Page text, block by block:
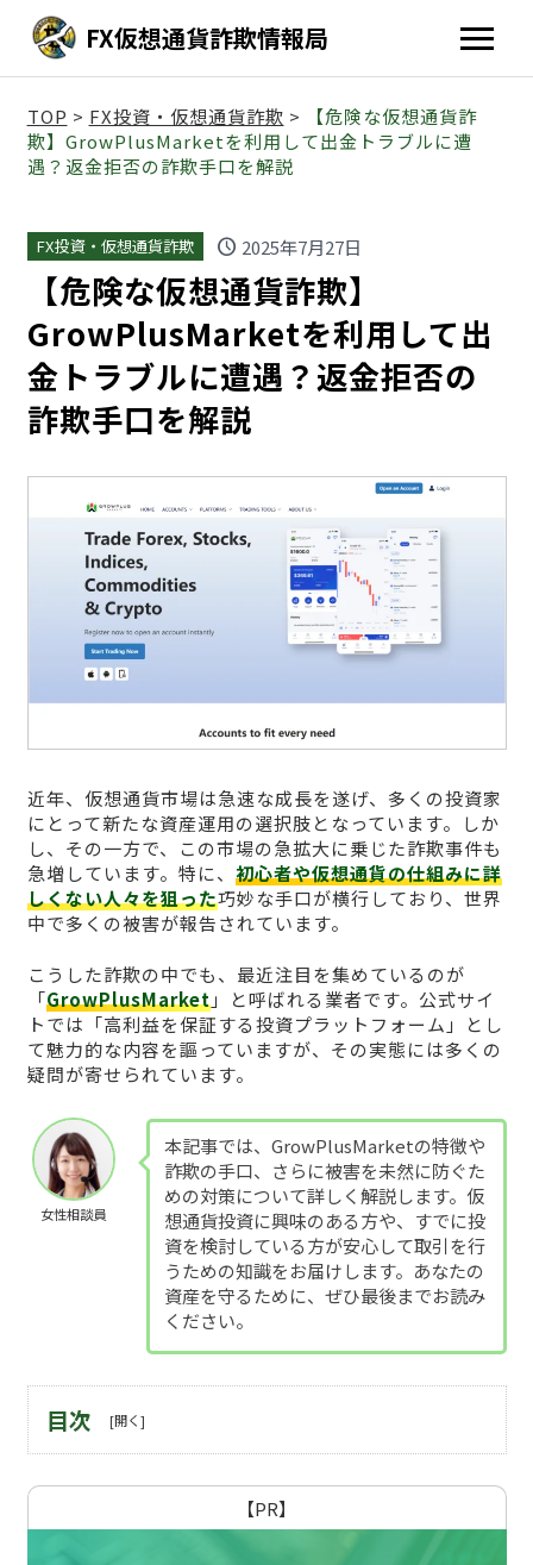
FX仮想通貨詐欺情報局
TOP > FX投資・仮想通貨詐欺 >
【危険な仮想通貨詐
欺】GrowPlusMarketを利用して出金トラブルに遭
遇？返金拒否の詐欺手口を解説
FX投資・仮想通貨詐欺 schedule 2025年7月27日
【危険な仮想通貨詐欺】
GrowPlusMarketを利用して出
金トラブルに遭遇？返金拒否の
詐欺手口を解説
近年、仮想通貨市場は急速な成長を遂げ、多くの投資家
にとって新たな資産運用の選択肢となっています。しか
し、その一方で、この市場の急拡大に乗じた詐欺事件も
急増しています。特に、 初心者や仮想通貨の仕組みに詳
しくない人々を狙った巧妙な手口が横行しており、世界
中で多くの被害が報告されています。
こうした詐欺の中でも、最近注目を集めているのが
「GrowPlusMarket」と呼ばれる業者です。公式サイ
トでは「高利益を保証する投資プラットフォーム」とし
て魅力的な内容を謳っていますが、その実態には多くの
疑問が寄せられています。
女性相談員
本記事では、GrowPlusMarketの特徴や
詐欺の手口、さらに被害を未然に防ぐた
めの対策について詳しく解説します。仮
想通貨投資に興味のある方や、すでに投
資を検討している方が安心して取引を行
うための知識をお届けします。あなたの
資産を守るために、ぜひ最後までお読み
ください。
目次
【PR】